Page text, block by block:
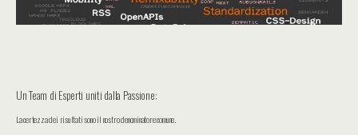
Un Team di Esperti uniti dalla Passione:
La certezza dei risultati sono il nostro denominatore comune.